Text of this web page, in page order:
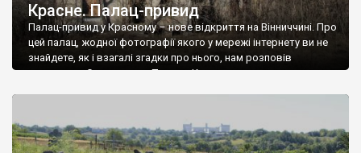
Красне. Палац-привид
Палац-привид у Красному – нове відкриття на Вінниччині. Про
цей палац, жодної фотографії якого у мережі інтернету ви не
знайдете, як і взагалі згадки про нього, нам розповів
мешканець Самгородка. Палац у Красному вразив не лише